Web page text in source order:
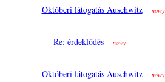
Októberi látogatás Auschwitz nowy
Re: érdeklődés nowy
Októberi látogatás Auschwitz nowy